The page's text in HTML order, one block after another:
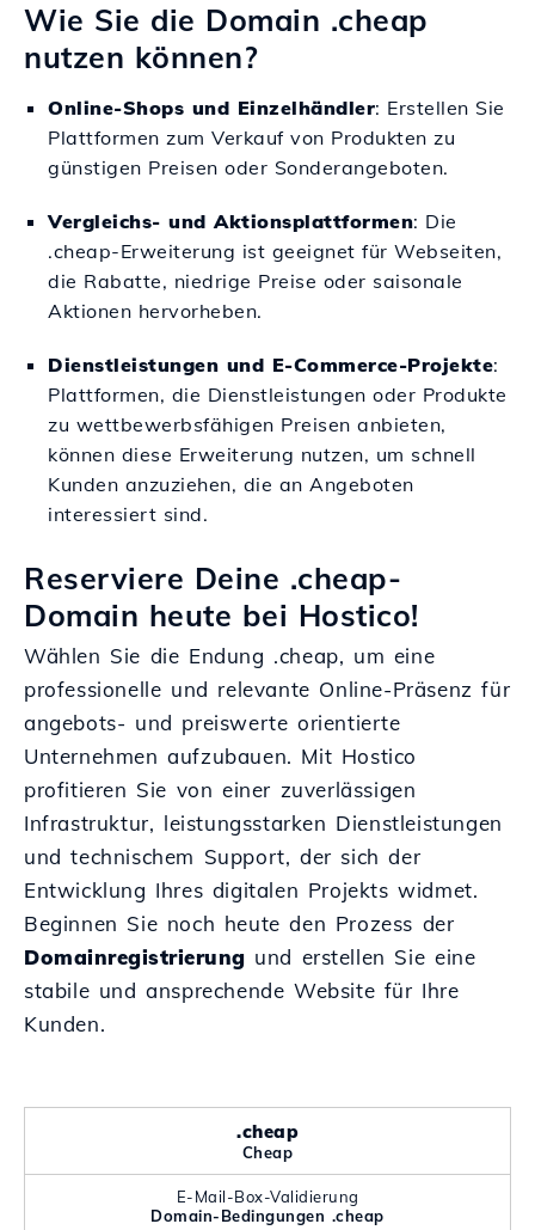
Wie Sie die Domain .cheap
nutzen können?
Online-Shops und Einzelhändler: Erstellen Sie
Plattformen zum Verkauf von Produkten zu
günstigen Preisen oder Sonderangeboten.
Vergleichs- und Aktionsplattformen: Die
.cheap-Erweiterung ist geeignet für Webseiten,
die Rabatte, niedrige Preise oder saisonale
Aktionen hervorheben.
Dienstleistungen und E-Commerce-Projekte:
Plattformen, die Dienstleistungen oder Produkte
zu wettbewerbsfähigen Preisen anbieten,
können diese Erweiterung nutzen, um schnell
Kunden anzuziehen, die an Angeboten
interessiert sind.
Reserviere Deine .cheap-
Domain heute bei Hostico!
Wählen Sie die Endung .cheap, um eine
professionelle und relevante Online-Präsenz für
angebots- und preiswerte orientierte
Unternehmen aufzubauen. Mit Hostico
profitieren Sie von einer zuverlässigen
Infrastruktur, leistungsstarken Dienstleistungen
und technischem Support, der sich der
Entwicklung Ihres digitalen Projekts widmet.
Beginnen Sie noch heute den Prozess der
Domainregistrierung und erstellen Sie eine
stabile und ansprechende Website für Ihre
Kunden.
.cheap
Cheap
E-Mail-Box-Validierung
Domain-Bedingungen .cheap